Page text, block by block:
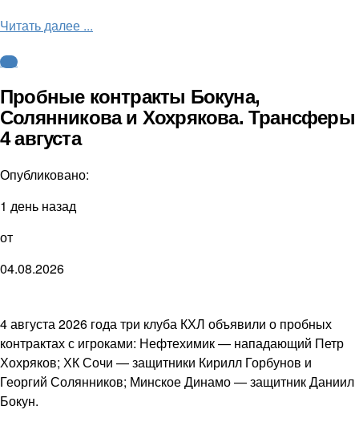
Читать далее ...
КХЛ
Пробные контракты Бокуна,
Солянникова и Хохрякова. Трансферы
4 августа
Опубликовано:
1 день назад
от
04.08.2026
4 августа 2026 года три клуба КХЛ объявили о пробных
контрактах с игроками: Нефтехимик — нападающий Петр
Хохряков; ХК Сочи — защитники Кирилл Горбунов и
Георгий Солянников; Минское Динамо — защитник Даниил
Бокун.